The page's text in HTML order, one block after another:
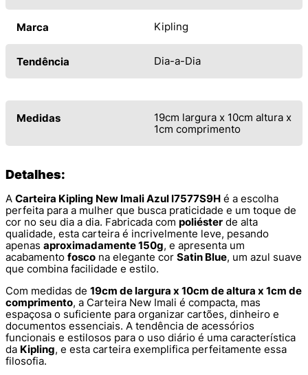
Marca Kipling
Tendência Dia-a-Dia
Medidas
19cm largura x 10cm altura x
1cm comprimento
Detalhes:
A Carteira Kipling New Imali Azul I7577S9H é a escolha
perfeita para a mulher que busca praticidade e um toque de
cor no seu dia a dia. Fabricada com poliéster de alta
qualidade, esta carteira é incrivelmente leve, pesando
apenas aproximadamente 150g, e apresenta um
acabamento fosco na elegante cor Satin Blue, um azul suave
que combina facilidade e estilo.
Com medidas de 19cm de largura x 10cm de altura x 1cm de
comprimento, a Carteira New Imali é compacta, mas
espaçosa o suficiente para organizar cartões, dinheiro e
documentos essenciais. A tendência de acessórios
funcionais e estilosos para o uso diário é uma característica
da Kipling, e esta carteira exemplifica perfeitamente essa
filosofia.